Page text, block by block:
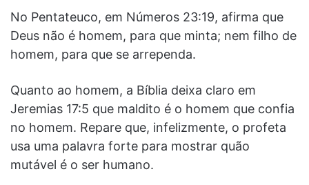
No Pentateuco, em Números 23:19, afirma que
Deus não é homem, para que minta; nem filho de
homem, para que se arrependa.
Quanto ao homem, a Bíblia deixa claro em
Jeremias 17:5 que maldito é o homem que confia
no homem. Repare que, infelizmente, o profeta
usa uma palavra forte para mostrar quão
mutável é o ser humano.